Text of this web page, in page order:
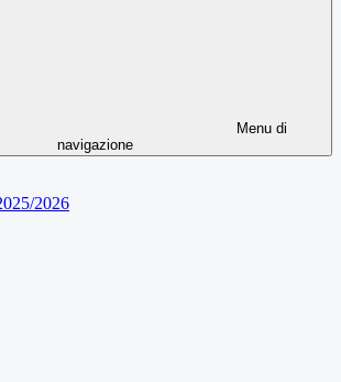
Menu di
navigazione
2026